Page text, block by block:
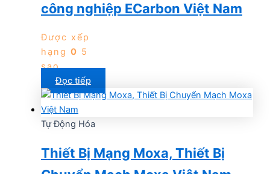
công nghiệp ECarbon Việt Nam
Được xếp
hạng 0 5
sao
Đọc tiếp
Tự Động Hóa
Thiết Bị Mạng Moxa, Thiết Bị